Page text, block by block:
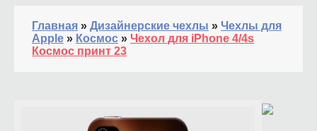
Главная » Дизайнерские чехлы » Чехлы для
Apple » Космос » Чехол для iPhone 4/4s
Космос принт 23